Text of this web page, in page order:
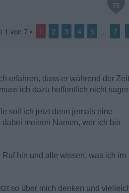
75
1 von 7 • 1 2 3 4 5 ... 7
erfahren, dass er während der
ich dazu hoffentlich nicht
soll ich jetzt denn jemals eine
meinen Namen, wer ich bin
hin und alle wissen, was ich im
so über mich denken und